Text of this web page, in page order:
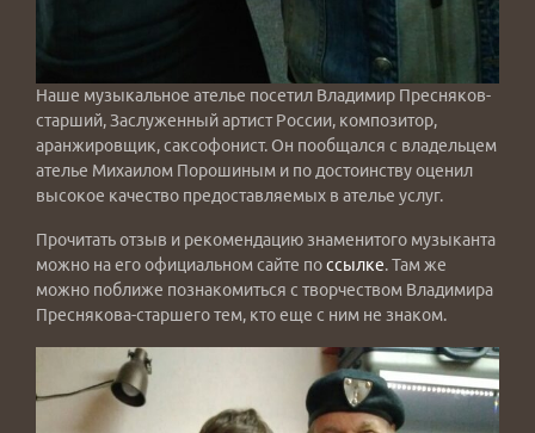
Наше музыкальное ателье посетил Владимир Пресняков-
старший, Заслуженный артист России, композитор,
аранжировщик, саксофонист. Он пообщался с владельцем
ателье Михаилом Порошиным и по достоинству оценил
высокое качество предоставляемых в ателье услуг.
Прочитать отзыв и рекомендацию знаменитого музыканта
можно на его официальном сайте поссылке. Там же
можно поближе познакомиться с творчеством Владимира
Преснякова-старшего тем, кто еще с ним не знаком.